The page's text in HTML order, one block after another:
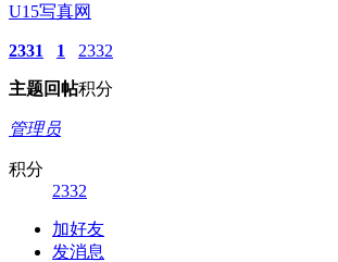
U15写真网
2331
主题
1
回帖
2332
积分
管理员
积分
2332
加好友
发消息